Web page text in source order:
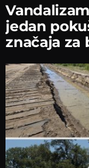
јedan
značaјa